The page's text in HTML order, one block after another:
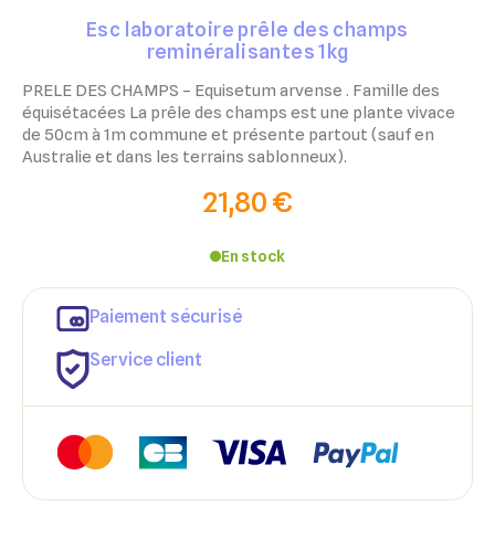
Esc laboratoire prêle des champs
reminéralisantes 1kg
PRELE DES CHAMPS – Equisetum arvense . Famille des
équisétacées La prêle des champs est une plante vivace
de 50cm à 1m commune et présente partout (sauf en
Australie et dans les terrains sablonneux).
21,80 €
En stock
Paiement sécurisé
Service client